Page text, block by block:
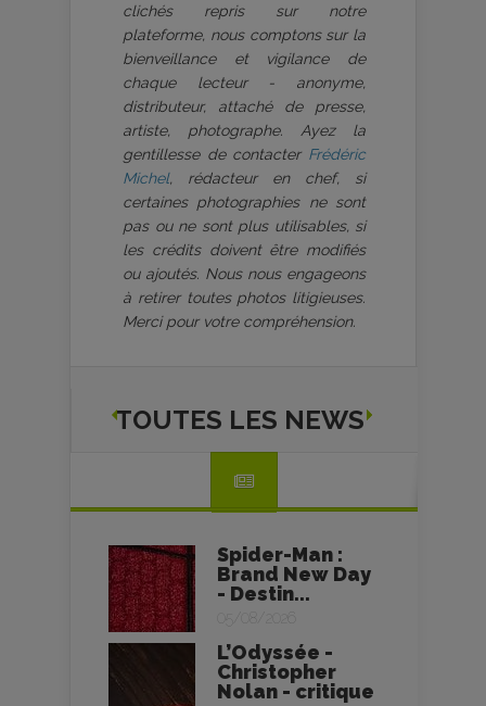
clichés repris sur notre
plateforme, nous comptons sur la
bienveillance et vigilance de
chaque lecteur - anonyme,
distributeur, attaché de presse,
artiste, photographe. Ayez la
gentillesse de contacter Frédéric
Michel, rédacteur en chef, si
certaines photographies ne sont
pas ou ne sont plus utilisables, si
les crédits doivent être modifiés
ou ajoutés. Nous nous engageons
à retirer toutes photos litigieuses.
Merci pour votre compréhension.
TOUTES LES NEWS
Spider-Man :
Brand New Day
- Destin...
05/08/2026
L’Odyssée -
Christopher
Nolan - critique